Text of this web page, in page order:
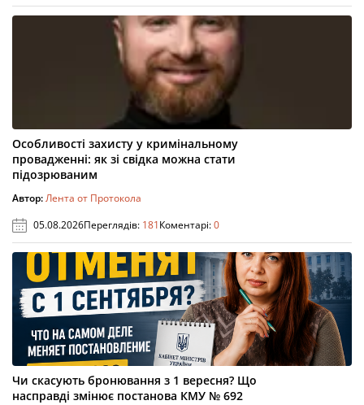
Особливості захисту у кримінальному
провадженні: як зі свідка можна стати
підозрюваним
Автор:Лента от Протокола
05.08.2026Переглядів: 181Коментарі:0
Чи скасують бронювання з 1 вересня? Що
насправді змінює постанова КМУ № 692